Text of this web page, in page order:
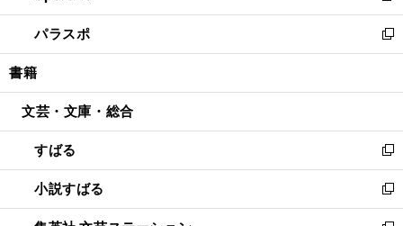
ウ
で
開
ン
ド
ウ
開
ウ
ィ
ン
ウ
開
く
し
い
ウ
ン
ウ
で
開
く
パラスポ
新
し
ウ
ン
ド
ウ
で
開
書籍
文芸・文庫・総合
すばる
新
し
い
ウ
小説すばる
新
し